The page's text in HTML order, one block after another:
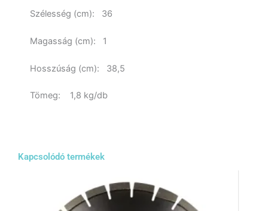
Szélesség (cm): 36
Magasság (cm): 1
Hosszúság (cm): 38,5
Tömeg: 1,8 kg/db
Kapcsolódó termékek